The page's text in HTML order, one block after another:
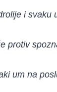
i svaku
protiv
um na